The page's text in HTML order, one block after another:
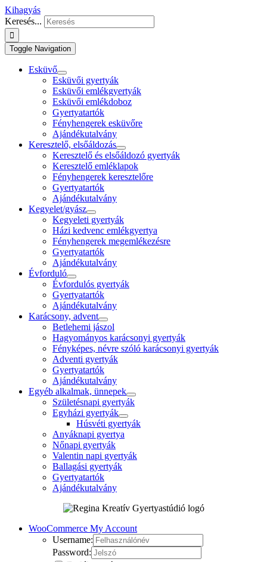
Kihagyás
Keresés...
Toggle Navigation
Esküvő
Esküvői gyertyák
Esküvői emlékgyertyák
Esküvői emlékdoboz
Gyertyatartók
Fényhengerek esküvőre
Ajándékutalvány
Keresztelő, elsőáldozás
Keresztelő és elsőáldozó gyertyák
Keresztelő emléklapok
Fényhengerek keresztelőre
Gyertyatartók
Ajándékutalvány
Kegyelet/gyász
Kegyeleti gyertyák
Házi kedvenc emlékgyertya
Fényhengerek megemlékezésre
Gyertyatartók
Ajándékutalvány
Évforduló
Évfordulós gyertyák
Gyertyatartók
Ajándékutalvány
Karácsony, advent
Betlehemi jászol
Hagyományos karácsonyi gyertyák
Fényképes, névre szóló karácsonyi gyertyák
Adventi gyertyák
Gyertyatartók
Ajándékutalvány
Egyéb alkalmak, ünnepek
Születésnapi gyertyák
Egyházi gyertyák
Húsvéti gyertyák
Anyáknapi gyertya
Nőnapi gyertyák
Valentin napi gyertyák
Ballagási gyertyák
Gyertyatartók
Ajándékutalvány
WooCommerce My Account
Username:
Password: